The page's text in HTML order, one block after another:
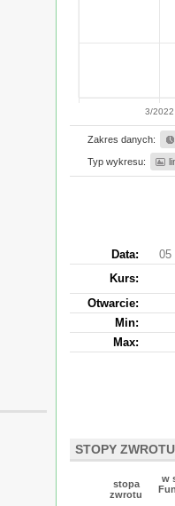
3/2022
Zakres danych:
Typ wykresu:
Data:
05
Kurs:
Otwarcie:
Min:
Max:
STOPY ZWROTU
stopa
zwrotu
w